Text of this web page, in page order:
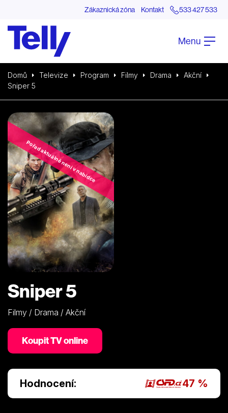
Zákaznická zóna Kontakt 533 427 533
Menu
Domů Televize Program Filmy Drama
Akční
Sniper 5
Pořad aktuálně není v nabídce
Sniper 5
Filmy / Drama / Akční
Koupit TV online
Hodnocení: 47 %